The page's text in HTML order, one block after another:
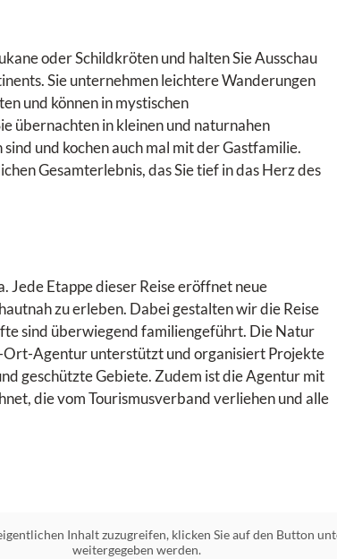
oder Schildkröten und halten Sie Ausschau
Sie unternehmen leichtere Wanderungen
und können in mystischen
übernachten in kleinen und naturnahen
und kochen auch mal mit der Gastfamilie.
Gesamterlebnis, das Sie tief in das Herz des
Jede Etappe dieser Reise eröffnet neue
zu erleben. Dabei gestalten wir die Reise
sind überwiegend familiengeführt. Die Natur
Ort-Agentur unterstützt und organisiert Projekte
geschützte Gebiete. Zudem ist die Agentur mit
die vom Tourismusverband verliehen und alle
Inhalt zuzugreifen, klicken Sie auf den Button
weitergegeben werden.